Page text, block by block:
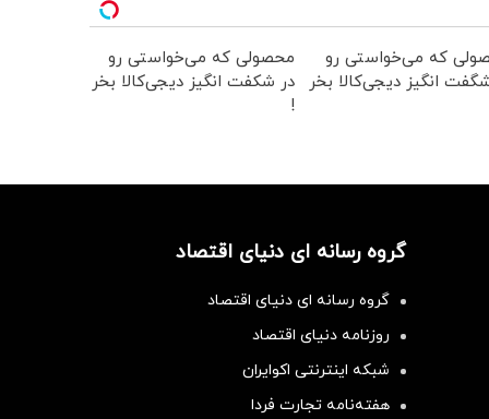
که می‌خواستی رو
انگیز دیجی‌کالا بخر
محصولی که می‌خواستی رو
در شکفت انگیز دیجی‌کالا بخر
!
گروه رسانه ای دنیای اقتصاد
گروه رسانه ای دنیای اقتصاد
روزنامه دنیای اقتصاد
شبکه اینترنتی اکوایران
هفته‌نامه تجارت فردا